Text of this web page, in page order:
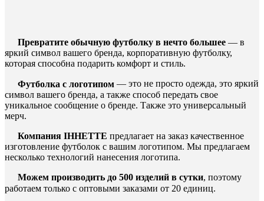
Превратите обычную футболку в нечто большее — в
яркий символ вашего бренда, корпоративную футболку,
которая способна подарить комфорт и стиль.
Футболка с логотипом — это не просто одежда, это яркий
символ вашего бренда, а также способ передать свое
уникальное сообщение о бренде. Также это универсальный
мерч.
Компания ІННЕТТЕ предлагает на заказ качественное
изготовление футболок с вашим логотипом. Мы предлагаем
несколько технологий нанесения логотипа.
Можем производить до 500 изделий в сутки, поэтому
работаем только с оптовыми заказами от 20 единиц.